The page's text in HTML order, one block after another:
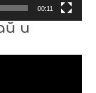
00:11
и